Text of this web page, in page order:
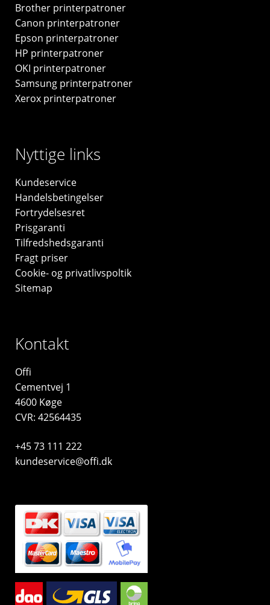
Brother printerpatroner
Canon printerpatroner
Epson printerpatroner
HP printerpatroner
OKI printerpatroner
Samsung printerpatroner
Xerox printerpatroner
Nyttige links
Kundeservice
Handelsbetingelser
Fortrydelsesret
Prisgaranti
Tilfredshedsgaranti
Fragt priser
Cookie- og privatlivspoltik
Sitemap
Kontakt
Offi
Cementvej 1
4600 Køge
CVR: 42564435
+45 73 111 222
kundeservice@offi.dk